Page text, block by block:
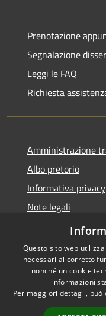
Prenotazione
Segnalazione
Leggi le FAQ
Richiesta
Amministrazione
Albo pretorio
Informativa privacy
Note legali
Dichiarazione di
Accessibilità
Questo sito web
necessari al corretto
nonché un cookie
informazioni
Per maggiori dettagli, può